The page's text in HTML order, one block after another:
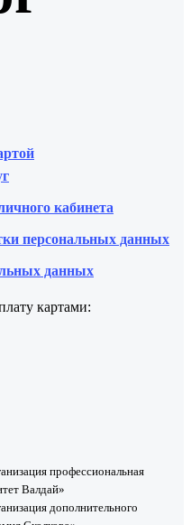
кабинета
персональных данных
данных
картами:
профессиональная
Валдай»
дополнительного